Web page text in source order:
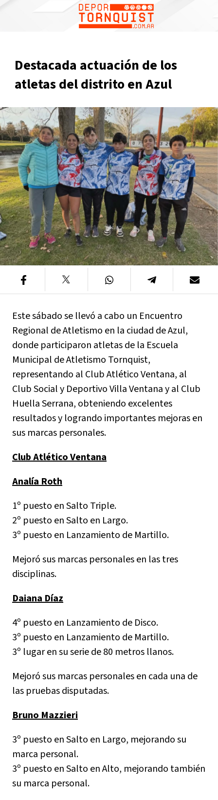
Destacada actuación de los
atletas del distrito en Azul
Este sábado se llevó a cabo un Encuentro
Regional de Atletismo en la ciudad de Azul,
donde participaron atletas de la Escuela
Municipal de Atletismo Tornquist,
representando al Club Atlético Ventana, al
Club Social y Deportivo Villa Ventana y al Club
Huella Serrana, obteniendo excelentes
resultados y logrando importantes mejoras en
sus marcas personales.
Club Atlético Ventana
Analía Roth
1º puesto en Salto Triple.
2º puesto en Salto en Largo.
3º puesto en Lanzamiento de Martillo.
Mejoró sus marcas personales en las tres
disciplinas.
Daiana Díaz
4º puesto en Lanzamiento de Disco.
3º puesto en Lanzamiento de Martillo.
3º lugar en su serie de 80 metros llanos.
Mejoró sus marcas personales en cada una de
las pruebas disputadas.
Bruno Mazzieri
3º puesto en Salto en Largo, mejorando su
marca personal.
3º puesto en Salto en Alto, mejorando también
su marca personal.